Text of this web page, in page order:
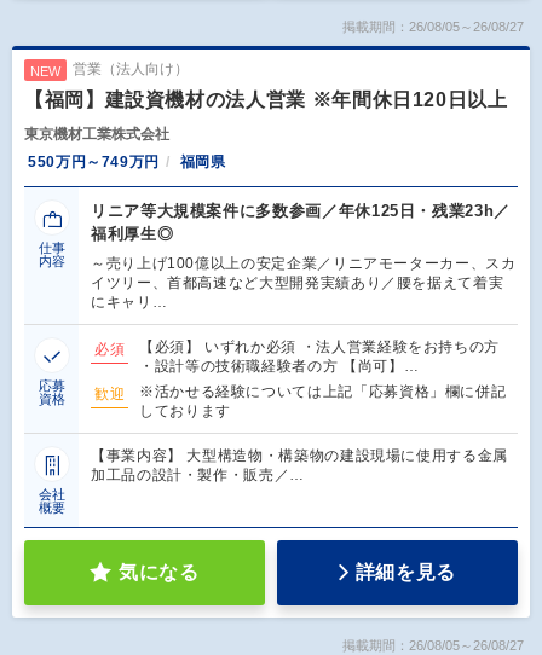
掲載期間：26/08/05～26/08/27
NEW 営業（法人向け）
【福岡】建設資機材の法人営業 ※年間休日120日以上
東京機材工業株式会社
550万円～749万円
福岡県
仕事
内容
リニア等大規模案件に多数参画／年休125日・残業23h／
福利厚生◎
～売り上げ100億以上の安定企業／リニアモーターカー、スカ
イツリー、首都高速など大型開発実績あり／腰を据えて着実
にキャリ…
応募
資格
必須
【必須】 いずれか必須 ・法人営業経験をお持ちの方
・設計等の技術職経験者の方 【尚可】…
歓迎
※活かせる経験については上記「応募資格」欄に併記
しております
会社
概要
【事業内容】 大型構造物・構築物の建設現場に使用する金属
加工品の設計・製作・販売／…
気になる 詳細を見る
掲載期間：26/08/05～26/08/27